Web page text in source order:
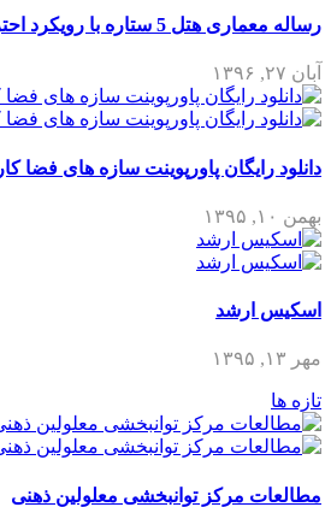
رساله معماری هتل 5 ستاره با رویکرد احترام به طبیعت
آبان ۲۷, ۱۳۹۶
دانلود رایگان پاورپوینت سازه های فضا کار
بهمن ۱۰, ۱۳۹۵
اسکیس ارشد
مهر ۱۳, ۱۳۹۵
تازه ها
مطالعات مرکز توانبخشی معلولین ذهنی